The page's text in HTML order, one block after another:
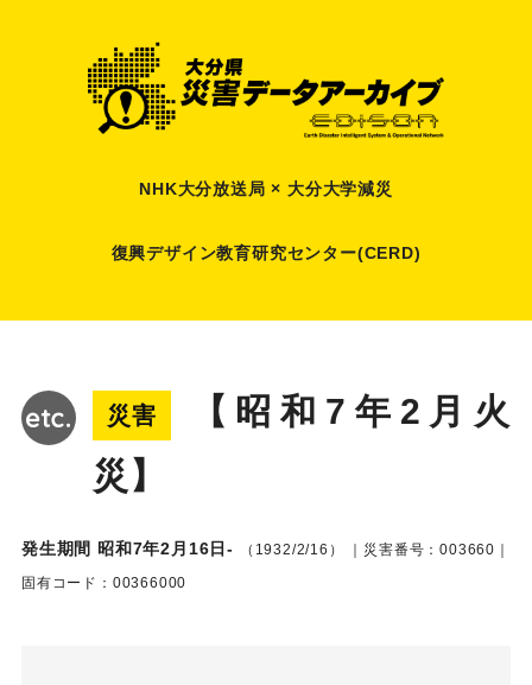
NHK大分放送局 × 大分大学減災
復興デザイン教育研究センター(CERD)
災害
【昭和7年2月火
災】
発生期間 昭和7年2月16日- （1932/2/16）
｜災害番号：003660｜
固有コード：00366000